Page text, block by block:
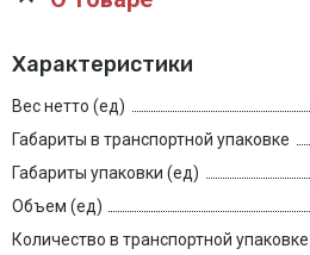
Характеристики
Вес нетто (ед)
Габариты в транспортной упаковке
Габариты упаковки (ед)
Объем (ед)
Количество в транспортной упаковке